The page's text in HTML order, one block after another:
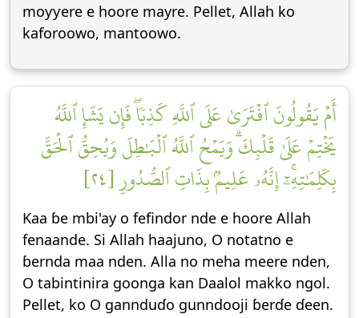
moƴƴere e hoore mayre. Pellet, Allah ko
kaforoowo, mantoowo.
أَمۡ يَقُولُونَ ٱفۡتَرَىٰ عَلَى ٱللَّهِ كَذِبٗاۖ فَإِن يَشَإِ ٱللَّهُ
يَخۡتِمۡ عَلَىٰ قَلۡبِكَۗ وَيَمۡحُ ٱللَّهُ ٱلۡبَٰطِلَ وَيُحِقُّ ٱلۡحَقَّ
بِكَلِمَٰتِهِۦٓۚ إِنَّهُۥ عَلِيمُۢ بِذَاتِ ٱلصُّدُورِ [٢٤]
Kaa ɓe mbi'ay o fefindor nde e hoore Allah
fenaande. Si Allah haajuno, O notatno e
ɓernda maa nden. Alla no meha meere nden,
O tabintinira goonga kan Daalol makko ngol.
Pellet, ko O gannduɗo gunndooji ɓerɗe ɗeen.